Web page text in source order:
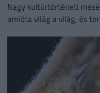
Nagy kultúrtörténeti
amióta világ a világ, és